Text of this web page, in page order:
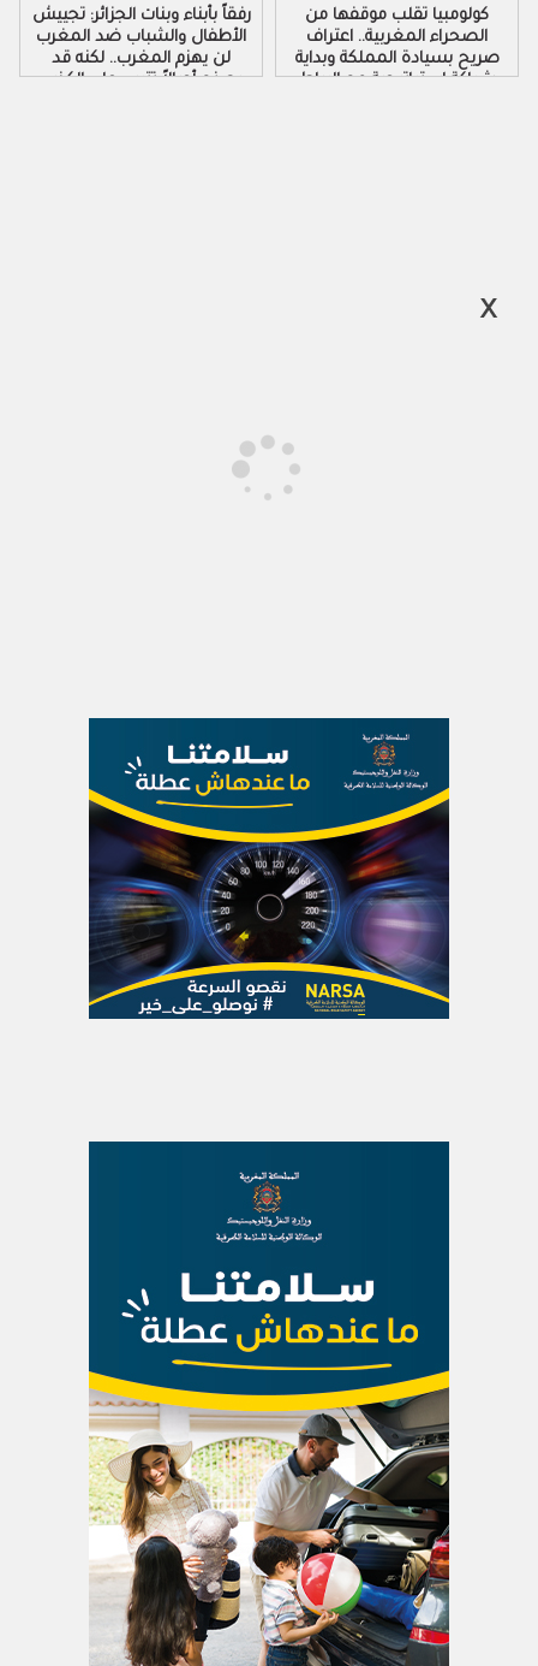
رفقاً بأبناء وبنات الجزائر: تجييش
الأطفال والشباب ضد المغرب
لن يهزم المغرب.. لكنه قد
يصنع أجيالاً تتربى على الكذب
كولومبيا تقلب موقفها من
الصحراء المغربية.. اعتراف
صريح بسيادة المملكة وبداية
شراكة استراتيجية مع الرباط